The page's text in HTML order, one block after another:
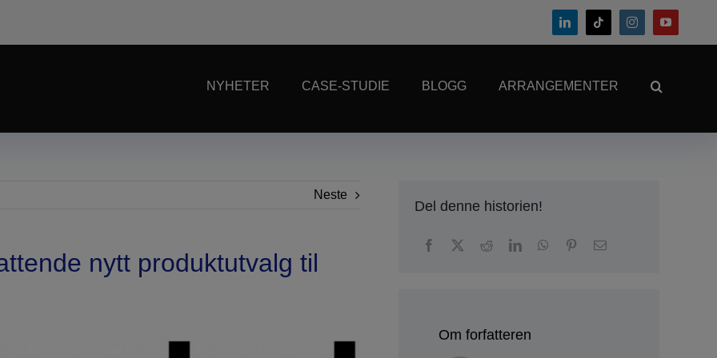
NYHETER CASE-STUDIE BLOGG ARRANGEMENTER
Neste
nytt produktutvalg til
Del denne historien!
Om forfatteren